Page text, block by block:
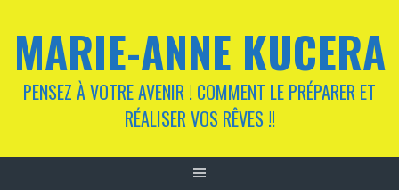
contenu
MARIE-ANNE KUCERA
PENSEZ À VOTRE AVENIR ! COMMENT LE PRÉPARER ET
RÉALISER VOS RÊVES !!